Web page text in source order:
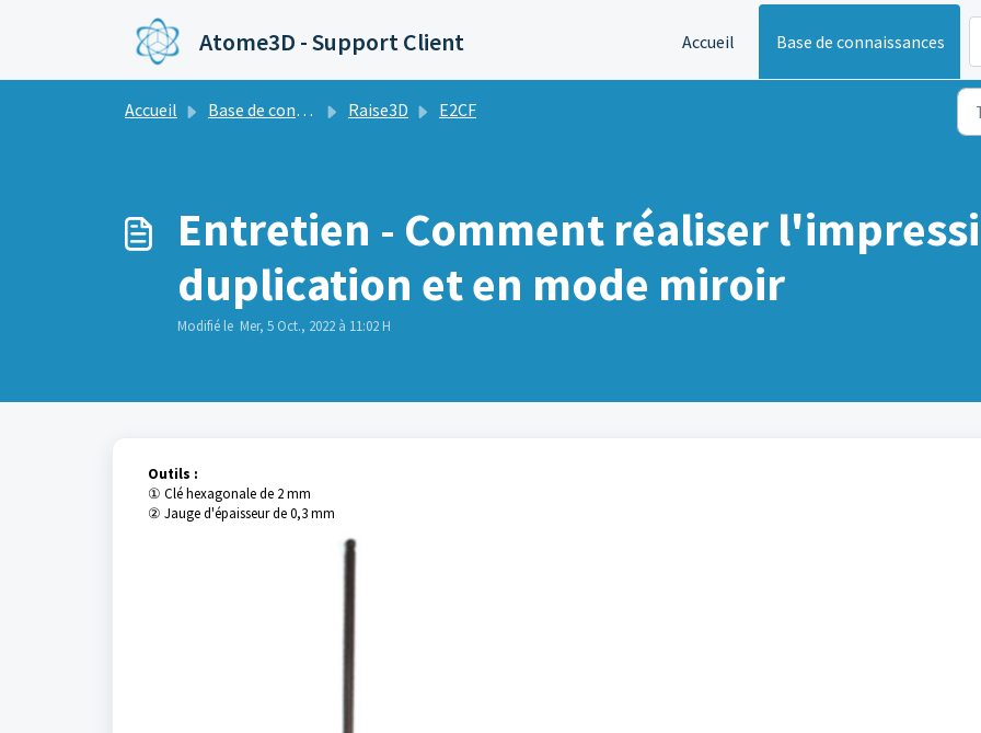
Atome3D - Support Client Accueil Base de connaissances
Accueil Base de connaissances Raise3D E2CF
Entretien - Comment réaliser
duplication et en mode miroir
Modifié le Mer, 5 Oct., 2022 à 11:02 H
Outils :
① Clé hexagonale de 2 mm
② Jauge d'épaisseur de 0,3 mm